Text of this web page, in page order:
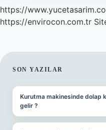
https://
https://envirocon.com.tr
SIDEBAR
SON YAZILAR
Kurutma makinesinde dolap
gelir ?